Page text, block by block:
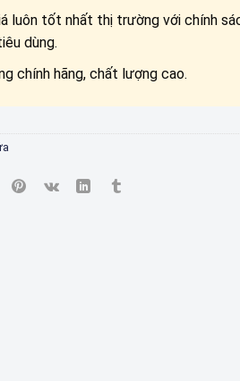
luôn tốt nhất thị trường với chính
dùng.
chính hãng, chất lượng cao.